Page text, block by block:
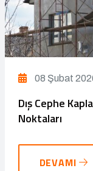
08 Şubat
Dış Cephe
Noktaları
DEVAMI